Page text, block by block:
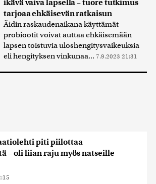
ikävä vaiva lapsella – tuore tutkimus
tarjoaa ehkäisevän ratkaisun
Äidin raskaudenaikana käyttämät
probiootit voivat auttaa ehkäisemään
lapsen toistuvia uloshengitysvaikeuksia
eli hengityksen vinkunaa... 7.9.2023 21:31
piti piilottaa
– oli liian raju myös natseille